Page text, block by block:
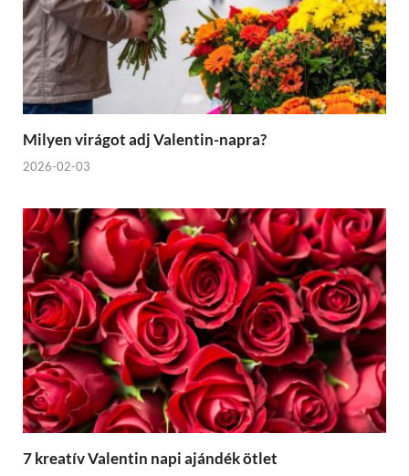
Milyen virágot adj Valentin-napra?
2026-02-03
7 kreatív Valentin napi ajándék ötlet